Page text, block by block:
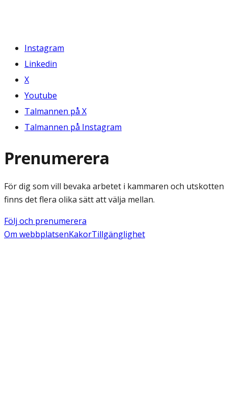
Instagram
Linkedin
X
Youtube
Talmannen på X
Talmannen på Instagram
Prenumerera
För dig som vill bevaka arbetet i kammaren och utskotten
finns det flera olika sätt att välja mellan.
Följ och prenumerera
Om webbplatsenKakorTillgänglighet